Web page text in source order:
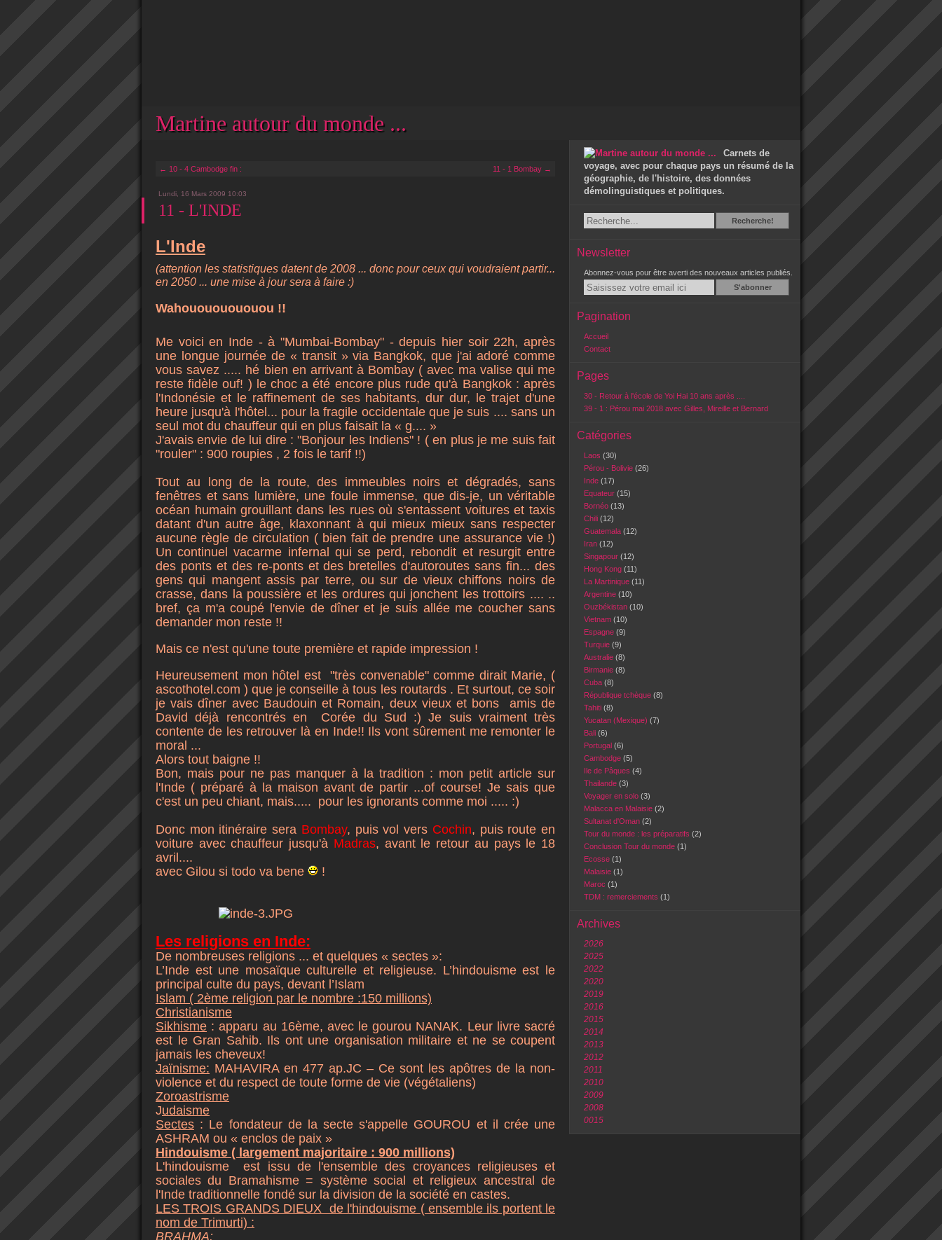
Martine autour du monde ...
← 10 - 4 Cambodge fin : 11 - 1 Bombay →
Lundi, 16 Mars 2009 10:03
11 - L'INDE
L'Inde
(attention les statistiques datent de 2008 ... donc pour ceux qui voudraient partir...
en 2050 ... une mise à jour sera à faire :)
Wahouououououou !!
Me voici en Inde - à "Mumbai-Bombay" - depuis hier soir 22h, après
une longue journée de « transit » via Bangkok, que j'ai adoré comme
vous savez ..... hé bien en arrivant à Bombay ( avec ma valise qui me
reste fidèle ouf! ) le choc a été encore plus rude qu'à Bangkok : après
l'Indonésie et le raffinement de ses habitants, dur dur, le trajet d'une
heure jusqu'à l'hôtel... pour la fragile occidentale que je suis .... sans un
seul mot du chauffeur qui en plus faisait la « g.... »
J'avais envie de lui dire : "Bonjour les Indiens" ! ( en plus je me suis fait
"rouler" : 900 roupies , 2 fois le tarif !!)
Tout au long de la route, des immeubles noirs et dégradés, sans
fenêtres et sans lumière, une foule immense, que dis-je, un véritable
océan humain grouillant dans les rues où s'entassent voitures et taxis
datant d'un autre âge, klaxonnant à qui mieux mieux sans respecter
aucune règle de circulation ( bien fait de prendre une assurance vie !)
Un continuel vacarme infernal qui se perd, rebondit et resurgit entre
des ponts et des re-ponts et des bretelles d'autoroutes sans fin... des
gens qui mangent assis par terre, ou sur de vieux chiffons noirs de
crasse, dans la poussière et les ordures qui jonchent les trottoirs .... ..
bref, ça m'a coupé l'envie de dîner et je suis allée me coucher sans
demander mon reste !!
Mais ce n'est qu'une toute première et rapide impression !
Heureusement mon hôtel est "très convenable" comme dirait Marie, (
ascothotel.com ) que je conseille à tous les routards . Et surtout, ce soir
je vais dîner avec Baudouin et Romain, deux vieux et bons amis de
David déjà rencontrés en Corée du Sud :) Je suis vraiment très
contente de les retrouver là en Inde!! Ils vont sûrement me remonter le
moral ...
Alors tout baigne !!
Bon, mais pour ne pas manquer à la tradition : mon petit article sur
l'Inde ( préparé à la maison avant de partir ...of course! Je sais que
c'est un peu chiant, mais..... pour les ignorants comme moi ..... :)
Donc mon itinéraire sera Bombay, puis vol vers Cochin, puis route en
voiture avec chauffeur jusqu'à Madras, avant le retour au pays le 18
avril....
avec Gilou si todo va bene
!
Les religions en Inde:
De nombreuses religions ... et quelques « sectes »:
L’Inde est une mosaïque culturelle et religieuse. L’hindouisme est le
principal culte du pays, devant l’Islam
Islam ( 2ème religion par le nombre :150 millions)
Christianisme
Sikhisme : apparu au 16ème, avec le gourou NANAK. Leur livre sacré
est le Gran Sahib. Ils ont une organisation militaire et ne se coupent
jamais les cheveux!
Jaïnisme: MAHAVIRA en 477 ap.JC – Ce sont les apôtres de la non-
violence et du respect de toute forme de vie (végétaliens)
Zoroastrisme
Judaisme
Sectes : Le fondateur de la secte s'appelle GOUROU et il crée une
ASHRAM ou « enclos de paix »
Hindouisme ( largement majoritaire : 900 millions)
L'hindouisme est issu de l'ensemble des croyances religieuses et
sociales du Bramahisme = système social et religieux ancestral de
l'Inde traditionnelle fondé sur la division de la société en castes.
LES TROIS GRANDS DIEUX de l'hindouisme ( ensemble ils portent le
nom de Trimurti) :
BRAHMA:
Carnets de
voyage, avec pour chaque pays un résumé de la
géographie, de l'histoire, des données
démolinguistiques et politiques.
RechercheRecherche!
Newsletter
Abonnez-vous pour être averti des nouveaux articles publiés.
Email
Pagination
Accueil
Contact
Pages
30 - Retour à l'école de Yoi Hai 10 ans après ....
39 - 1 : Pérou mai 2018 avec Gilles, Mireille et Bernard
Catégories
Laos (30)
Pérou - Bolivie (26)
Inde (17)
Equateur (15)
Bornéo (13)
Chili (12)
Guatemala (12)
Iran (12)
Singapour (12)
Hong Kong (11)
La Martinique (11)
Argentine (10)
Ouzbékistan (10)
Vietnam (10)
Espagne (9)
Turquie (9)
Australie (8)
Birmanie (8)
Cuba (8)
République tchèque (8)
Tahiti (8)
Yucatan (Mexique) (7)
Bali (6)
Portugal (6)
Cambodge (5)
Ile de Pâques (4)
Thailande (3)
Voyager en solo (3)
Malacca en Malaisie (2)
Sultanat d'Oman (2)
Tour du monde : les préparatifs (2)
Conclusion Tour du monde (1)
Ecosse (1)
Malaisie (1)
Maroc (1)
TDM : remerciements (1)
Archives
2026
2025
2022
2020
2019
2016
2015
2014
2013
2012
2011
2010
2009
2008
0015